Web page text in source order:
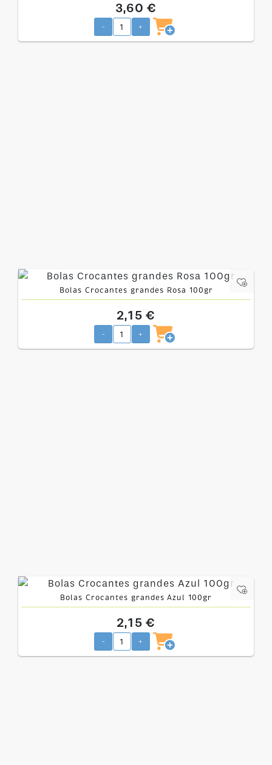
3,60 €
- +
Bolas Crocantes grandes Rosa 100gr
2,15 €
- +
Bolas Crocantes grandes Azul 100gr
2,15 €
- +